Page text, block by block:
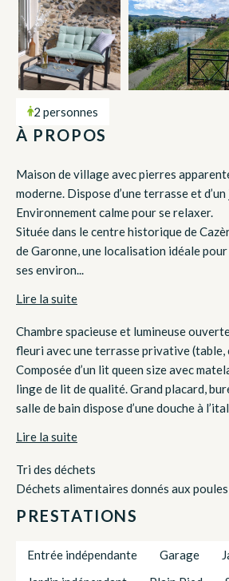
2 personnes
À PROPOS
Maison de village avec pierres
moderne. Dispose d’une terrasse et
Environnement calme pour se relaxer.
Située dans le centre historique de
de Garonne, une localisation idéale
ses environ...
Lire la suite
Chambre spacieuse et lumineuse
fleuri avec une terrasse privative (table,
Composée d’un lit queen size avec
linge de lit de qualité. Grand placard,
salle de bain dispose d’une douche à
Lire la suite
Tri des déchets
Déchets alimentaires donnés aux
PRESTATIONS
Entrée indépendante Garage